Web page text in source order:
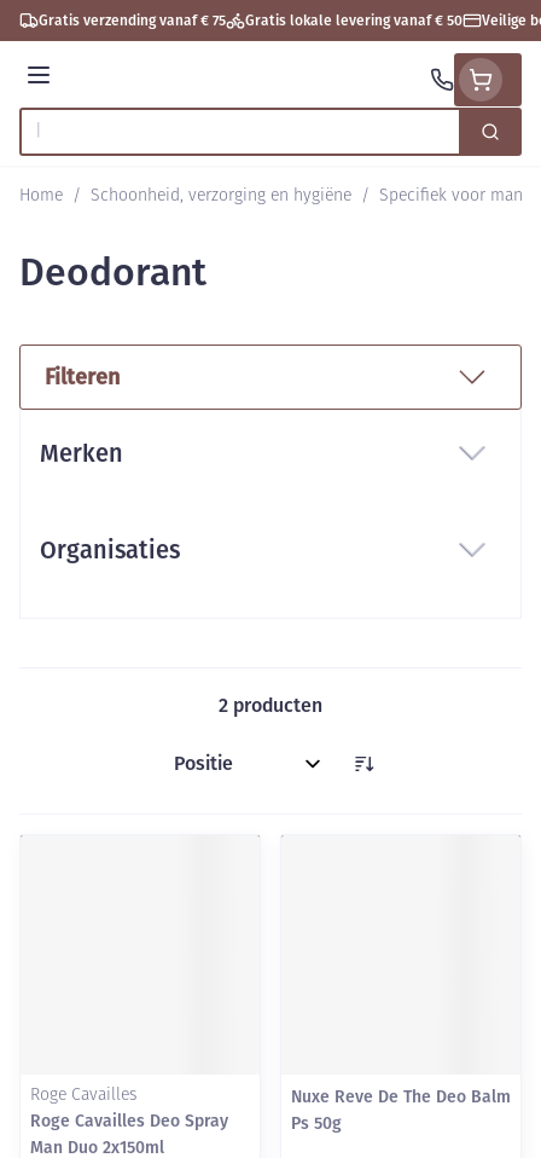
Ga naar de inhoud
Gratis verzending vanaf € 75 Gratis lokale levering vanaf € 50 Veilige
Menu
Product, merk, categorie... Zoek
Home / Schoonheid, verzorging en hygiëne / Specifiek voor
Deodorant
Filteren
Merken
Organisaties
2 producten
Sorteer op:
Roge Cavailles
Roge Cavailles Deo Spray
Man Duo 2x150ml
Nuxe Reve De The Deo Balm
Ps 50g